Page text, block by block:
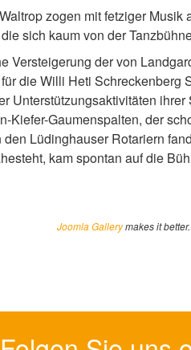
zogen mit fetziger
sich kaum von der
der von
die Willi Heti
Unterstützungsaktivitäten
Gaumenspalten, der
Lüdinghauser Rotariern
kam spontan auf die
Joomla Gallerymakes it